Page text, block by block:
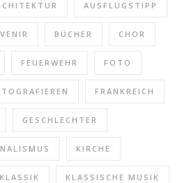
AUSFLUGSTIPP
BÜCHER CHOR
FEUERWEHR FOTO
FRANKREICH
GESCHLECHTER
KIRCHE
KLASSIK KLASSISCHE MUSIK